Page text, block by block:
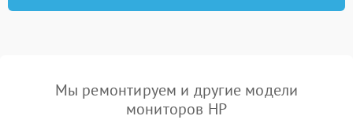
Мы ремонтируем и другие модели
мониторов HP